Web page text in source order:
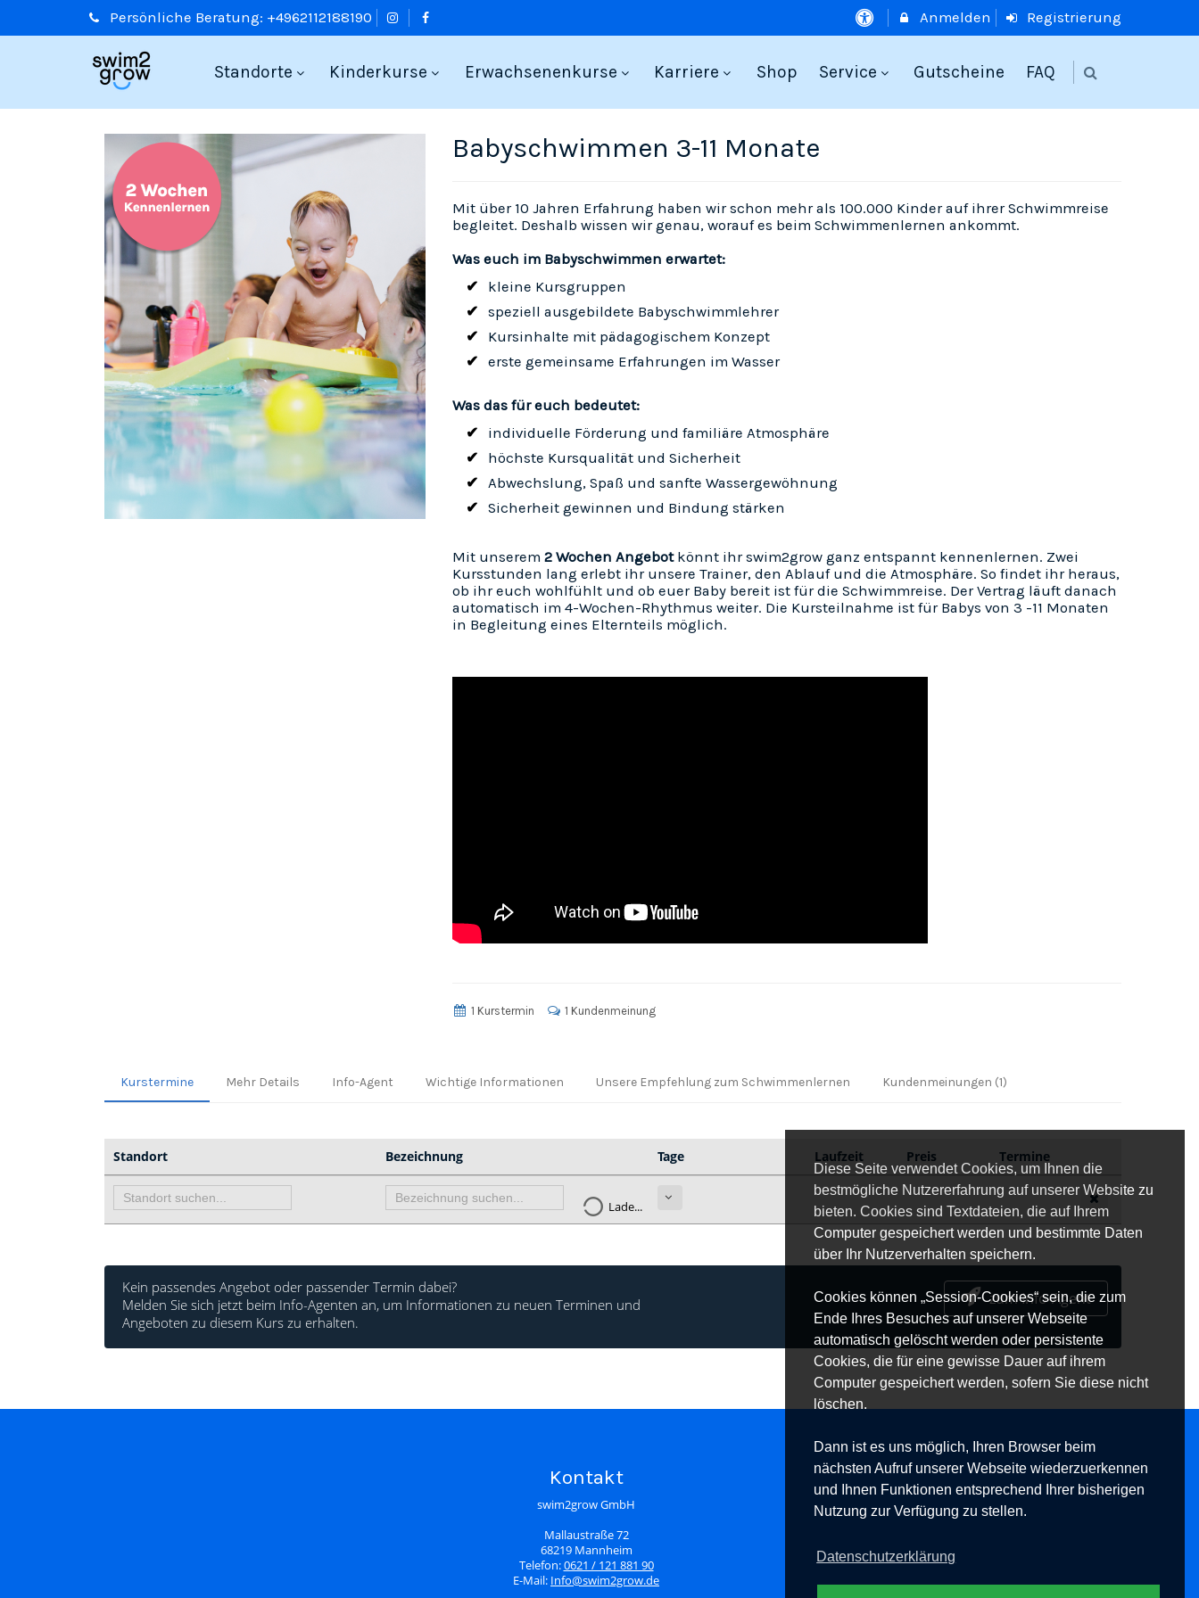
Diese Seite verwendet Cookies, um Ihnen die
bestmögliche Nutzererfahrung auf unserer Website zu
bieten. Cookies sind Textdateien, die auf Ihrem
Computer gespeichert werden und bestimmte Daten
über Ihr Nutzerverhalten speichern.
Cookies können „Session-Cookies“ sein, die zum
Ende Ihres Besuches auf unserer Webseite
automatisch gelöscht werden oder persistente
Cookies, die für eine gewisse Dauer auf ihrem
Computer gespeichert werden, sofern Sie diese nicht
löschen.
Dann ist es uns möglich, Ihren Browser beim
nächsten Aufruf unserer Webseite wiederzuerkennen
und Ihnen Funktionen entsprechend Ihrer bisherigen
Nutzung zur Verfügung zu stellen.
Datenschutzerklärung
Persönliche Beratung: +4962112188190 Anmelden Registrierung
Standorte Kinderkurse Erwachsenenkurse Karriere Shop Service Gutscheine FAQ
Babyschwimmen 3-11 Monate
Mit über 10 Jahren Erfahrung haben wir schon mehr als 100.000 Kinder auf ihrer Schwimmreise
begleitet. Deshalb wissen wir genau, worauf es beim Schwimmenlernen ankommt.
Was euch im Babyschwimmen erwartet:
kleine Kursgruppen
speziell ausgebildete Babyschwimmlehrer
Kursinhalte mit pädagogischem Konzept
erste gemeinsame Erfahrungen im Wasser
Was das für euch bedeutet:
individuelle Förderung und familiäre Atmosphäre
höchste Kursqualität und Sicherheit
Abwechslung, Spaß und sanfte Wassergewöhnung
Sicherheit gewinnen und Bindung stärken
Mit unserem 2 Wochen Angebotkönnt ihr swim2grow ganz entspannt kennenlernen. Zwei
Kursstunden lang erlebt ihr unsere Trainer, den Ablauf und die Atmosphäre. So findet ihr heraus,
ob ihr euch wohlfühlt und ob euer Baby bereit ist für die Schwimmreise. Der Vertrag läuft danach
automatisch im 4-Wochen-Rhythmus weiter. Die Kursteilnahme ist für Babys von 3 -11 Monaten
in Begleitung eines Elternteils möglich.
1 Kurstermin 1 Kundenmeinung
Kurstermine Mehr Details Info-Agent Wichtige Informationen Unsere Empfehlung zum Schwimmenlernen Kundenmeinungen (1)
Standort Bezeichnung Tage Laufzeit Preis Termine
Lade...
Kein passendes Angebot oder passender Termin dabei?
Melden Sie sich jetzt beim Info-Agenten an, um Informationen zu neuen Terminen und
Angeboten zu diesem Kurs zu erhalten.
zum Info-Agent
Kontakt
swim2grow GmbH
Mallaustraße 72
68219 Mannheim
Telefon:0621 / 121 881 90
E-Mail: Info@swim2grow.de